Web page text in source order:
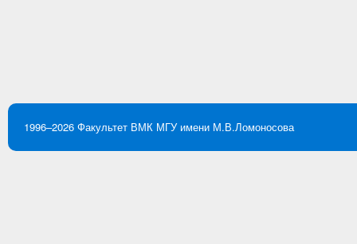
1996–2026 Факультет ВМК МГУ имени М.В.Ломоносова